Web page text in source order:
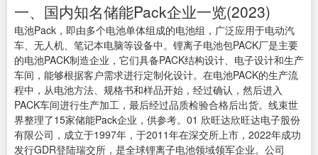
一、国内知名储能Pack企业一览(2023)
电池Pack，即由多个电池单体组成的电池组，广泛应用于电动汽
车、无人机、笔记本电脑等设备中。锂离子电池包PACK厂是主要
的电池PACK制造企业，它们具备PACK结构设计、电子设计和生产
车间，能够根据客户需求进行定制化设计。在电池PACK的生产流
程中，从电池方法、规格书和样品开始，经过确认，然后进入
PACK车间进行生产加工，最后经过品质检验合格后出货。线束世
界整理了15家储能Pack企业，供参考。01 欣旺达欣旺达电子股份
有限公司，成立于1997年，于2011年在深交所上市，2022年成功
发行GDR登陆瑞交所，是全球锂离子电池领域领军企业。公司